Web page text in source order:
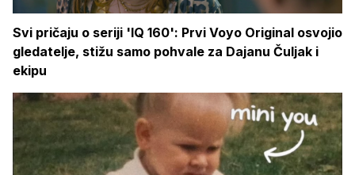
Svi pričaju o seriji 'IQ 160': Prvi Voyo Original osvojio
gledatelje, stižu samo pohvale za Dajanu Čuljak i
ekipu